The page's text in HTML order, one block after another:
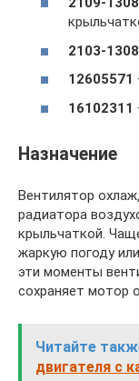
2103-
12605571
16102311
Назначение
Вентилятор
радиатора
крыльчаткой.
жаркую погоду
эти моменты
сохраняет мотор
Читайте
двигателя с